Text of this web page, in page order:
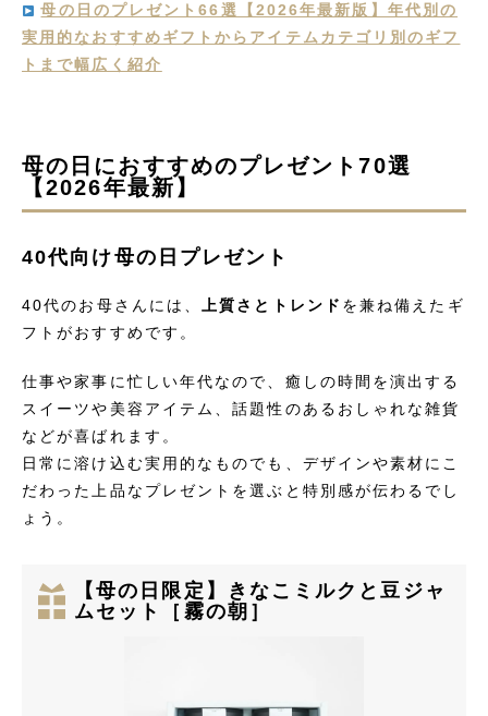
母の日のプレゼント66選【2026年最新版】年代別の
実用的なおすすめギフトからアイテムカテゴリ別のギフ
トまで幅広く紹介
母の日におすすめのプレゼント70選
【2026年最新】
40代向け母の日プレゼント
40代のお母さんには、 上質さとトレンド を兼ね備えたギ
フトがおすすめです。
仕事や家事に忙しい年代なので、癒しの時間を演出する
スイーツや美容アイテム、話題性のあるおしゃれな雑貨
などが喜ばれます。
日常に溶け込む実用的なものでも、デザインや素材にこ
だわった上品なプレゼントを選ぶと特別感が伝わるでし
ょう。
【母の日限定】きなこミルクと豆ジャ
ムセット［霧の朝］